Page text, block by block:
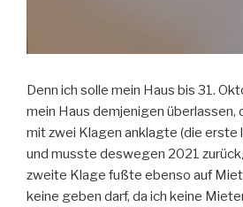
Denn ich solle mein Haus bis 31.
mein Haus demjenigen überlassen,
mit zwei Klagen anklagte (die erste
und musste deswegen 2021
zweite Klage fußte ebenso auf
keine geben darf, da ich keine